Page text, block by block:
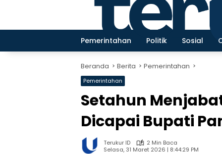
Pemerintahan Politik Sosial
Beranda Berita Pemerintahan
Pemerintahan
Setahun
Dicapai Bupati
Terukur ID
2 Min Baca
Selasa, 31 Maret 2026 | 8:44:29 PM